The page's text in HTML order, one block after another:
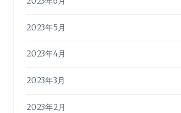
2023年5月
2023年4月
2023年3月
2023年2月